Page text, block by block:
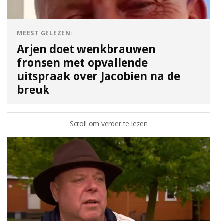
MEEST GELEZEN:
Arjen doet wenkbrauwen
fronsen met opvallende
uitspraak over Jacobien na de
breuk
Scroll om verder te lezen